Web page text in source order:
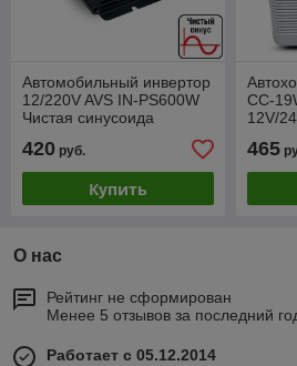
Автомобильный инвертор
12/220V AVS IN-PS600W
Чистая синусоида
420 руб.
Купить
CC-
12V/
465
О нас
Рейтинг не сформирован
Менее 5 отзывов за последний
Работает с 05.12.2014